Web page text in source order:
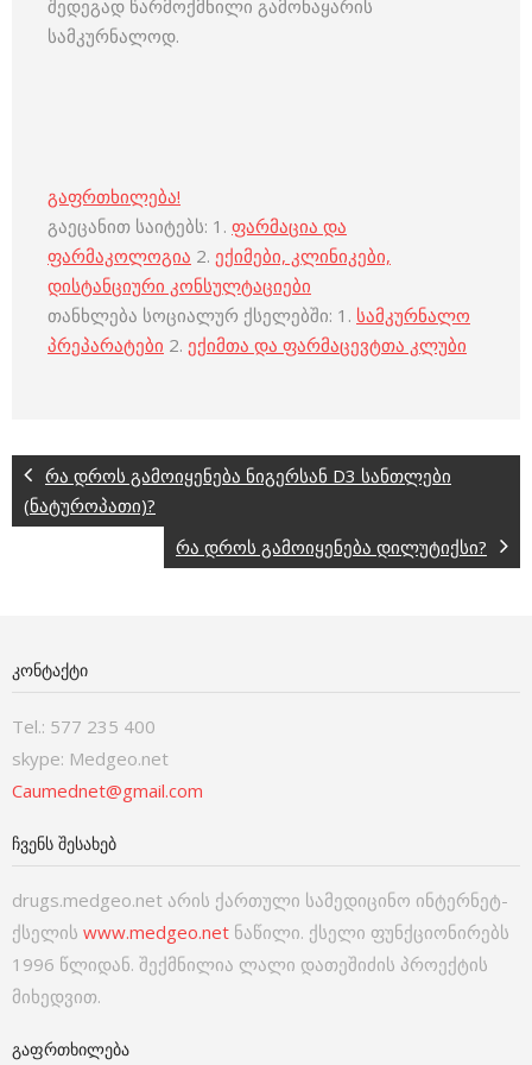
შედეგად წარმოქმნილი გამონაყარის
სამკურნალოდ.
გაფრთხილება!
გაეცანით საიტებს: 1. ფარმაცია და
ფარმაკოლოგია 2. ექიმები, კლინიკები,
დისტანციური კონსულტაციები
თანხლება სოციალურ ქსელებში: 1. სამკურნალო
პრეპარატები 2. ექიმთა და ფარმაცევტთა კლუბი
რა დროს გამოიყენება ნიგერსან D3 სანთლები
(ნატუროპათი)?
რა დროს გამოიყენება დილუტიქსი?
ᲙᲝᲜᲢᲐᲥᲢᲘ
Tel.: 577 235 400
skype: Medgeo.net
Caumednet@gmail.com
ᲩᲕᲔᲜᲡ ᲨᲔᲡᲐᲮᲔᲑ
drugs.medgeo.net არის ქართული სამედიცინო ინტერნეტ-
ქსელის www.medgeo.net ნაწილი. ქსელი ფუნქციონირებს
1996 წლიდან. შექმნილია ლალი დათეშიძის პროექტის
მიხედვით.
ᲒᲐᲤᲠᲗᲮᲘᲚᲔᲑᲐ